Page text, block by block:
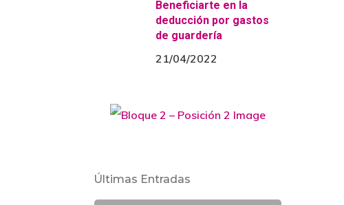
Beneficiarte en la
deducción por gastos
de guardería
21/04/2022
Últimas Entradas